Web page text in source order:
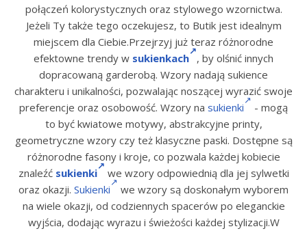
połączeń kolorystycznych oraz stylowego wzornictwa.
Jeżeli Ty także tego oczekujesz, to Butik jest idealnym
miejscem dla Ciebie.Przejrzyj już teraz różnorodne
efektowne trendy w sukienkach , by olśnić innych
dopracowaną garderobą. Wzory nadają sukience
charakteru i unikalności, pozwalając noszącej wyrazić swoje
preferencje oraz osobowość. Wzory na sukienki
- mogą
to być kwiatowe motywy, abstrakcyjne printy,
geometryczne wzory czy też klasyczne paski. Dostępne są
różnorodne fasony i kroje, co pozwala każdej kobiecie
znaleźć sukienki
we wzory odpowiednią dla jej sylwetki
oraz okazji. Sukienki
we wzory są doskonałym wyborem
na wiele okazji, od codziennych spacerów po eleganckie
wyjścia, dodając wyrazu i świeżości każdej stylizacji.W